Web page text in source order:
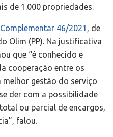
de 1.000 propriedades.
46/2021 , de
Olim (PP). Na justificativa
que “é conhecido e
cooperação entre os
gestão do serviço
der com a possibilidade
ou parcial de encargos,
falou.